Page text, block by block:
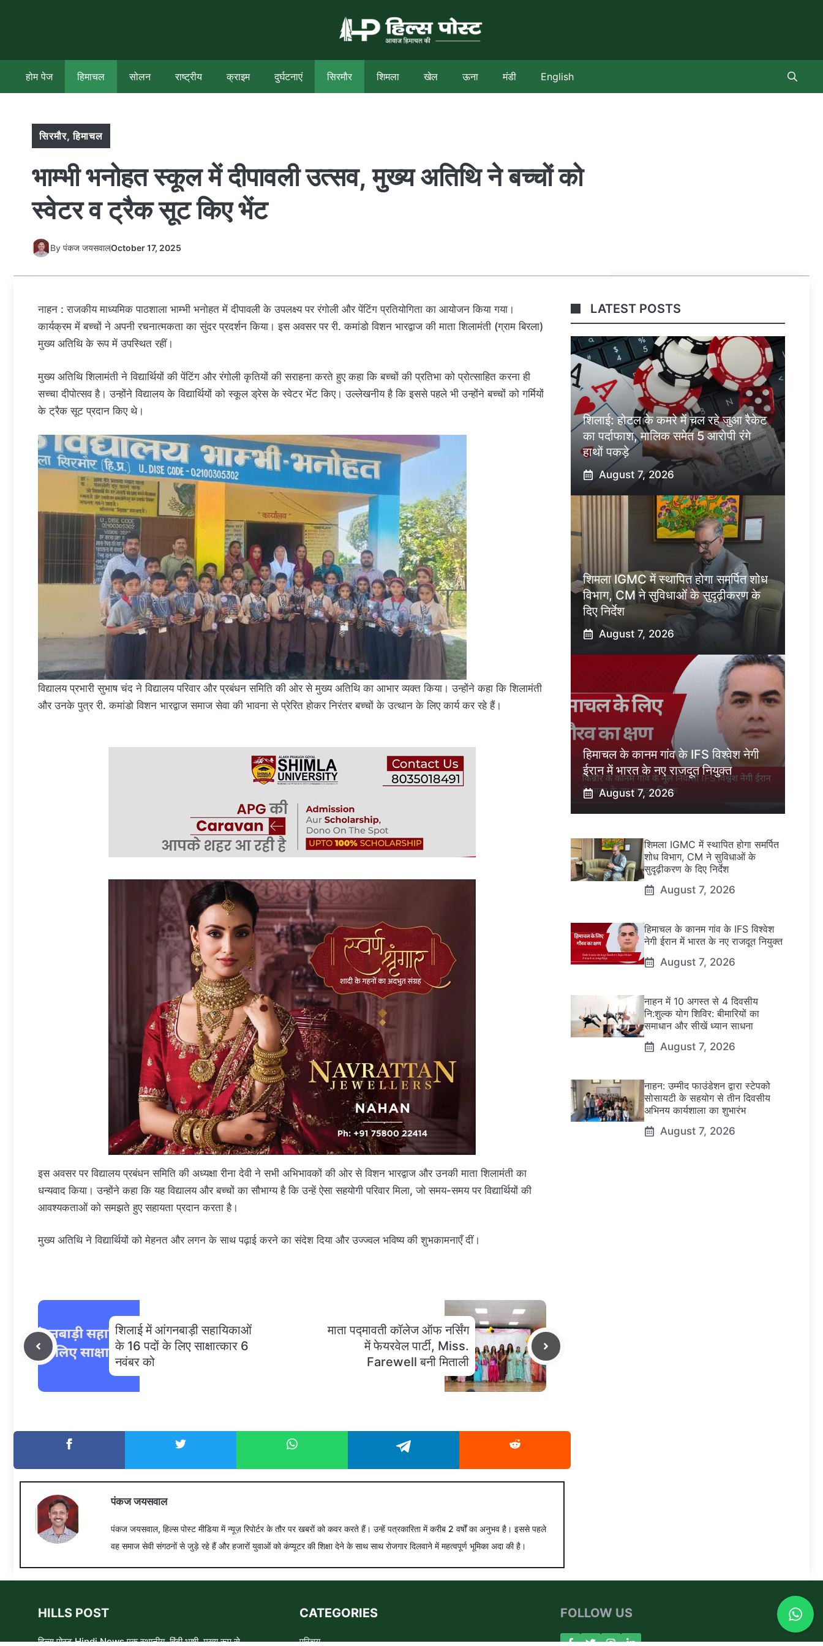
होम पेज हिमाचल सोलन राष्ट्रीय क्राइम दुर्घटनाएं सिरमौर शिमला खेल ऊना मंडी English
सिरमौर,हिमाचल
भाम्भी भनोहत स्कूल में दीपावली उत्सव, मुख्य अतिथि ने बच्चों को
स्वेटर व ट्रैक सूट किए भेंट
By पंकज जयसवालOctober 17, 2025
नाहन : राजकीय माध्यमिक पाठशाला भाम्भी भनोहत में दीपावली के उपलक्ष्य पर रंगोली और पेंटिंग प्रतियोगिता का आयोजन किया गया।
कार्यक्रम में बच्चों ने अपनी रचनात्मकता का सुंदर प्रदर्शन किया। इस अवसर पर री. कमांडो विशन भारद्वाज की माता शिलामंती (ग्राम बिरला)
मुख्य अतिथि के रूप में उपस्थित रहीं।
मुख्य अतिथि शिलामंती ने विद्यार्थियों की पेंटिंग और रंगोली कृतियों की सराहना करते हुए कहा कि बच्चों की प्रतिभा को प्रोत्साहित करना ही
सच्चा दीपोत्सव है। उन्होंने विद्यालय के विद्यार्थियों को स्कूल ड्रेस के स्वेटर भेंट किए। उल्लेखनीय है कि इससे पहले भी उन्होंने बच्चों को गर्मियों
के ट्रैक सूट प्रदान किए थे।
विद्यालय प्रभारी सुभाष चंद ने विद्यालय परिवार और प्रबंधन समिति की ओर से मुख्य अतिथि का आभार व्यक्त किया। उन्होंने कहा कि शिलामंती
और उनके पुत्र री. कमांडो विशन भारद्वाज समाज सेवा की भावना से प्रेरित होकर निरंतर बच्चों के उत्थान के लिए कार्य कर रहे हैं।
इस अवसर पर विद्यालय प्रबंधन समिति की अध्यक्षा रीना देवी ने सभी अभिभावकों की ओर से विशन भारद्वाज और उनकी माता शिलामंती का
धन्यवाद किया। उन्होंने कहा कि यह विद्यालय और बच्चों का सौभाग्य है कि उन्हें ऐसा सहयोगी परिवार मिला, जो समय-समय पर विद्यार्थियों की
आवश्यकताओं को समझते हुए सहायता प्रदान करता है।
मुख्य अतिथि ने विद्यार्थियों को मेहनत और लगन के साथ पढ़ाई करने का संदेश दिया और उज्ज्वल भविष्य की शुभकामनाएँ दीं।
शिलाई में आंगनबाड़ी सहायिकाओं
के 16 पदों के लिए साक्षात्कार 6
नवंबर को
माता पद्मावती कॉलेज ऑफ नर्सिंग
में फेयरवेल पार्टी, Miss.
Farewell बनी मिताली
पंकज जयसवाल
पंकज जयसवाल, हिल्स पोस्ट मीडिया में न्यूज़ रिपोर्टर के तौर पर खबरों को कवर करते हैं। उन्हें पत्रकारिता में करीब 2 वर्षों का अनुभव है। इससे पहले
वह समाज सेवी संगठनों से जुड़े रहे हैं और हजारों युवाओं को कंप्यूटर की शिक्षा देने के साथ साथ रोजगार दिलवाने में महत्वपूर्ण भूमिका अदा की है।
LATEST POSTS
शिलाई: होटल के कमरे में चल रहे जुआ रैकेट
का पर्दाफाश, मालिक समेत 5 आरोपी रंगे
हाथों पकड़े
August 7, 2026
शिमला IGMC में स्थापित होगा समर्पित शोध
विभाग, CM ने सुविधाओं के सुदृढ़ीकरण के
दिए निर्देश
August 7, 2026
हिमाचल के कानम गांव के IFS विश्वेश नेगी
ईरान में भारत के नए राजदूत नियुक्त
August 7, 2026
शिमला IGMC में स्थापित होगा समर्पित
शोध विभाग, CM ने सुविधाओं के
सुदृढ़ीकरण के दिए निर्देश
August 7, 2026
हिमाचल के कानम गांव के IFS विश्वेश
नेगी ईरान में भारत के नए राजदूत नियुक्त
August 7, 2026
नाहन में 10 अगस्त से 4 दिवसीय
नि:शुल्क योग शिविर: बीमारियों का
समाधान और सीखें ध्यान साधना
August 7, 2026
नाहन: उम्मीद फाउंडेशन द्वारा स्टेपको
सोसायटी के सहयोग से तीन दिवसीय
अभिनय कार्यशाला का शुभारंभ
August 7, 2026
HILLS POST
हिल्स पोस्ट Hindi News एक स्थानीय, हिंदी भाषी, मुख्य रूप से
CATEGORIES
परिचय
FOLLOW US